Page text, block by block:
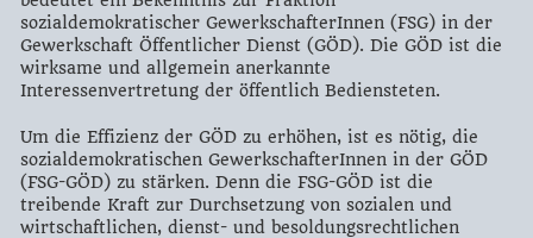
sozialdemokratischer GewerkschafterInnen (FSG) in der
Gewerkschaft Öffentlicher Dienst (GÖD). Die GÖD ist die
wirksame und allgemein anerkannte
Interessenvertretung der öffentlich Bediensteten.
Um die Effizienz der GÖD zu erhöhen, ist es nötig, die
sozialdemokratischen GewerkschafterInnen in der GÖD
(FSG-GÖD) zu stärken. Denn die FSG-GÖD ist die
treibende Kraft zur Durchsetzung von sozialen und
wirtschaftlichen, dienst- und besoldungsrechtlichen